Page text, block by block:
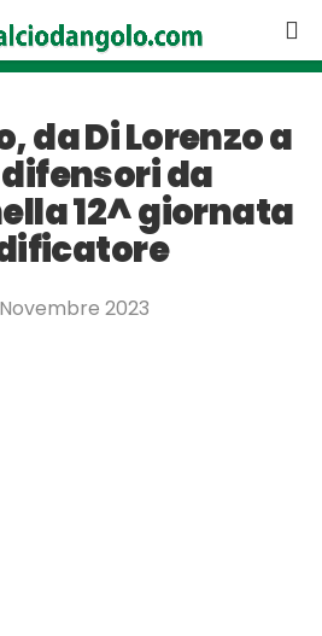
da Di Lorenzo a
da
12^ giornata
2023